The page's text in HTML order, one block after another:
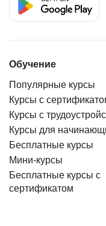
Обучение
Популярные курсы
Курсы с
Курсы с
Курсы для
Бесплатные курсы
Мини-курсы
Бесплатные курсы с
сертификатом